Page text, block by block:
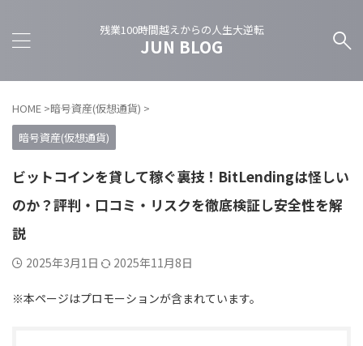
残業100時間越えからの人生大逆転
JUN BLOG
HOME >暗号資産(仮想通貨) >
暗号資産(仮想通貨)
ビットコインを貸して稼ぐ裏技！BitLendingは怪しい
のか？評判・口コミ・リスクを徹底検証し安全性を解
説
2025年3月1日 2025年11月8日
※本ページはプロモーションが含まれています。